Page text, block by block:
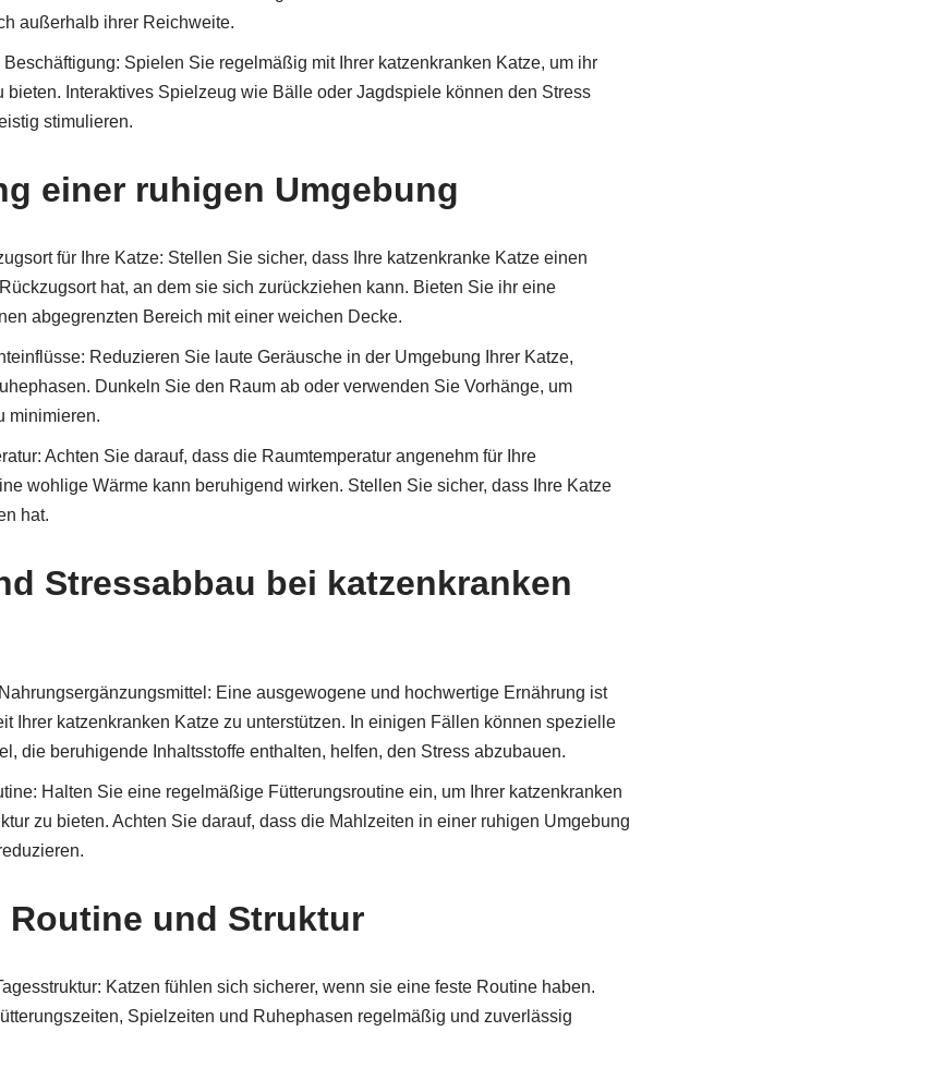
außerhalb ihrer Reichweite.
Spielen Sie regelmäßig mit Ihrer katzenkranken Katze, um ihr
bieten. Interaktives Spielzeug wie Bälle oder Jagdspiele können den Stress
stimulieren.
einer ruhigen Umgebung
für Ihre Katze: Stellen Sie sicher, dass Ihre katzenkranke Katze einen
hat, an dem sie sich zurückziehen kann. Bieten Sie ihr eine
abgegrenzten Bereich mit einer weichen Decke.
Reduzieren Sie laute Geräusche in der Umgebung Ihrer Katze,
Dunkeln Sie den Raum ab oder verwenden Sie Vorhänge, um
minimieren.
Achten Sie darauf, dass die Raumtemperatur angenehm für Ihre
wohlige Wärme kann beruhigend wirken. Stellen Sie sicher, dass Ihre Katze
hat.
Stressabbau bei katzenkranken
Eine ausgewogene und hochwertige Ernährung ist
Ihrer katzenkranken Katze zu unterstützen. In einigen Fällen können spezielle
die beruhigende Inhaltsstoffe enthalten, helfen, den Stress abzubauen.
Halten Sie eine regelmäßige Fütterungsroutine ein, um Ihrer katzenkranken
zu bieten. Achten Sie darauf, dass die Mahlzeiten in einer ruhigen Umgebung
Routine und Struktur
Katzen fühlen sich sicherer, wenn sie eine feste Routine haben.
Spielzeiten und Ruhephasen regelmäßig und zuverlässig